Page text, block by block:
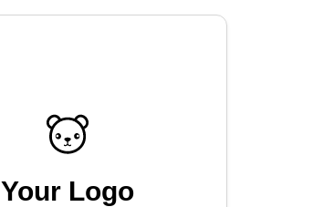
Your Logo